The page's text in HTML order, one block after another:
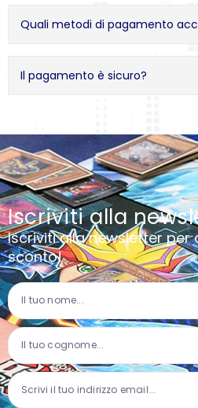
Quali metodi di pagamento
Il pagamento è sicuro?
Iscriviti alla
Iscriviti alla newsletter per
sconto!